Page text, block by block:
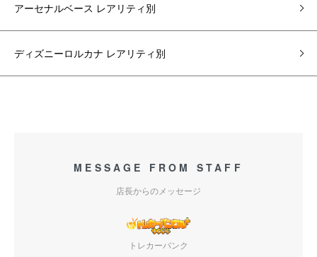
アーセナルベース レアリティ別
ディズニーロルカナ レアリティ別
MESSAGE FROM STAFF
店長からのメッセージ
トレカーバンク